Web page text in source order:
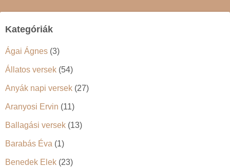
Kategóriák
Ágai Ágnes (3)
Állatos versek (54)
Anyák napi versek (27)
Aranyosi Ervin (11)
Ballagási versek (13)
Barabás Éva (1)
Benedek Elek (23)